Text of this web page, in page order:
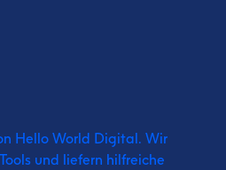
Hello World Digital. Wir
und liefern hilfreiche